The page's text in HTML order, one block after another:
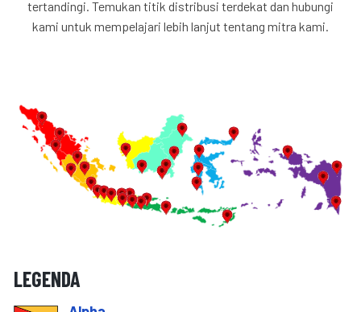
tertandingi. Temukan titik distribusi terdekat dan hubungi
kami untuk mempelajari lebih lanjut tentang mitra kami.
LEGENDA